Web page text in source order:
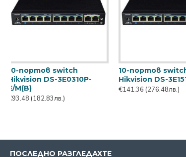
18-портов switch
Hikvision DS-3E0318P-
€245.10
4G
O(V2)
€68.40
ПОСЛЕДНО РАЗГЛЕДАХТЕ